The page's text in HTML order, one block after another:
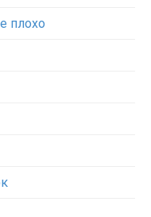
плохо